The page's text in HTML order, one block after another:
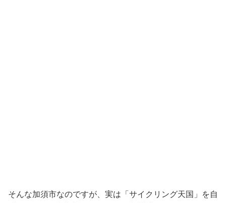
そんな加須市なのですが、実は「サイクリング天国」を自